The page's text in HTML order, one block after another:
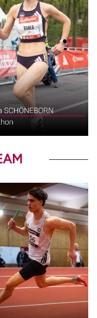
Marathon
400m